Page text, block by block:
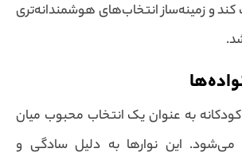
و زمینه‌ساز انتخاب‌های هوشمندانه‌تری
به عنوان یک انتخاب محبوب میان
می‌شود. این نوارها به دلیل سادگی و